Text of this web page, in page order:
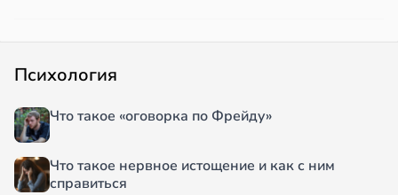
Психология
Что такое «оговорка по Фрейду»
Что такое нервное истощение и как с ним
справиться